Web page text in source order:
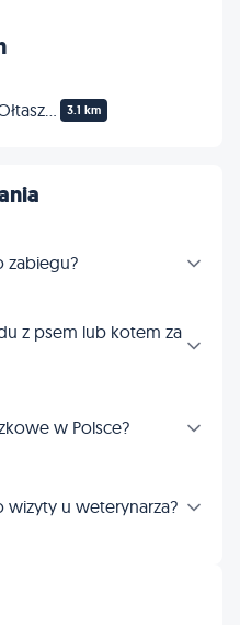
3.1 km
zabiegu?
z psem lub kotem za
w Polsce?
u weterynarza?